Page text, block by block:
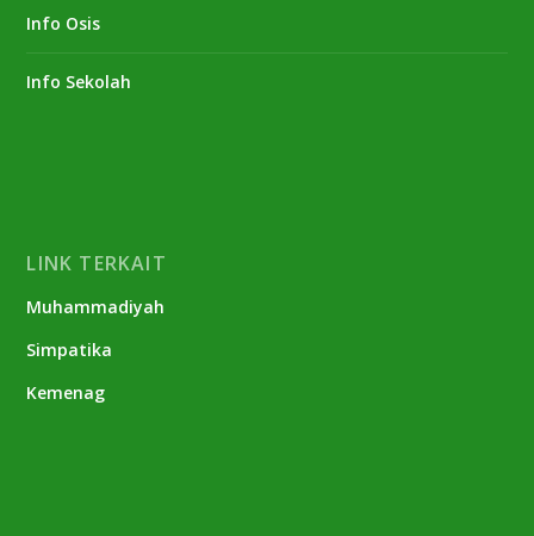
Info Osis
Info Sekolah
LINK TERKAIT
Muhammadiyah
Simpatika
Kemenag